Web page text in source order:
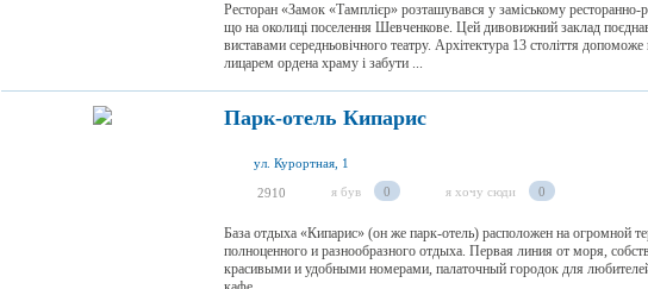
Ресторан «Замок «Тамплієр» розташувався у заміському ресторанно-
що на околиці поселення Шевченкове. Цей дивовижний заклад
виставами середньовічного театру. Архітектура 13 століття
лицарем ордена храму і забути ...
Парк-отель Кипарис
ул. Курортная, 1
2910 я був 0 я хочу сюди 0
База отдыха «Кипарис» (он же парк-отель) расположен на огромной
полноценного и разнообразного отдыха. Первая линия от моря,
красивыми и удобными номерами, палаточный городок для